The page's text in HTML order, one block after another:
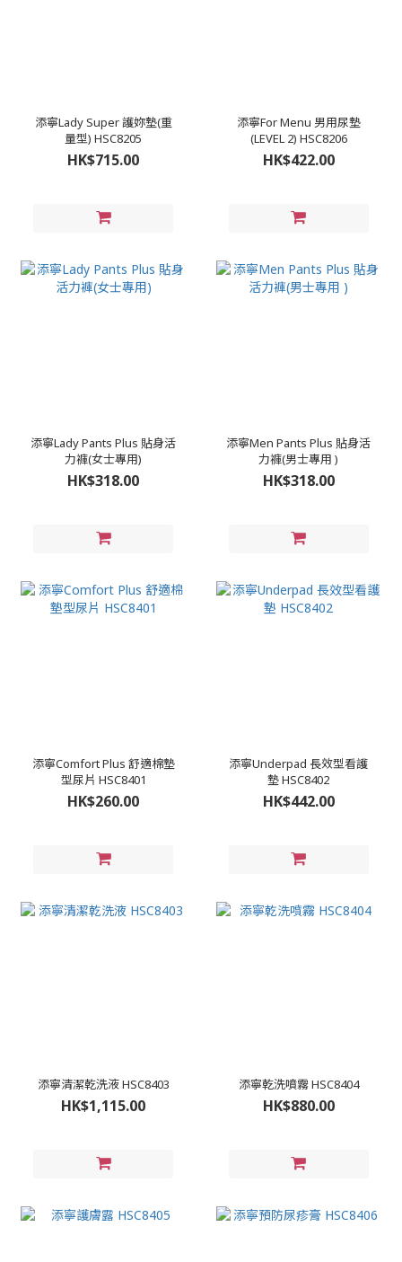
添寧Lady Super 護妳墊(重
量型) HSC8205
HK$715.00
添寧For Menu 男用尿墊
(LEVEL 2) HSC8206
HK$422.00
添寧Lady Pants Plus 貼身活
力褲(女士專用)
HK$318.00
添寧Men Pants Plus 貼身活
力褲(男士專用 )
HK$318.00
添寧Comfort Plus 舒適棉墊
型尿片 HSC8401
HK$260.00
添寧Underpad 長效型看護
墊 HSC8402
HK$442.00
添寧清潔乾洗液 HSC8403
HK$1,115.00
添寧乾洗噴霧 HSC8404
HK$880.00